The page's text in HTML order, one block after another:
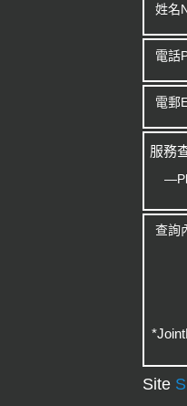
服務
Site